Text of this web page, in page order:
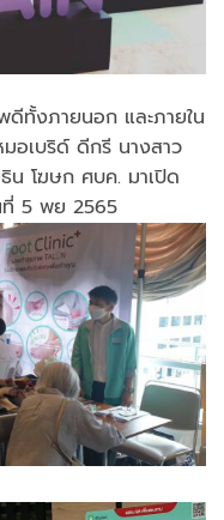
ทั้งภายนอก และภายใน
อเบริด์ ดีกรี นางสาว
โฆษก ศบค. มาเปิด
ที่ 5 พย 2565